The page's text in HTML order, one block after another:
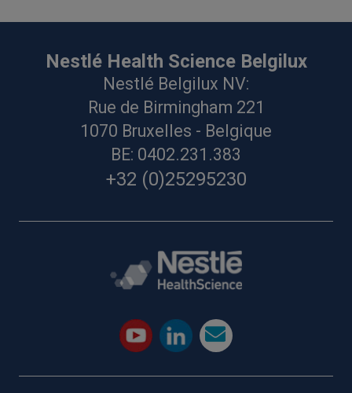
Nestlé Health Science Belgilux
Nestlé Belgilux NV:
Rue de Birmingham 221
1070 Bruxelles - Belgique
BE: 0402.231.383
+32 (0)25295230